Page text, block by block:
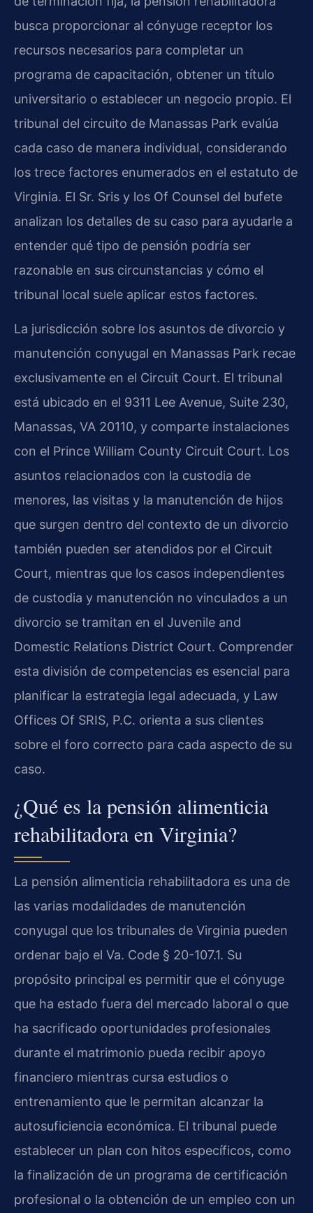
busca proporcionar al cónyuge receptor los
recursos necesarios para completar un
programa de capacitación, obtener un título
universitario o establecer un negocio propio. El
tribunal del circuito de Manassas Park evalúa
cada caso de manera individual, considerando
los trece factores enumerados en el estatuto de
Virginia. El Sr. Sris y los Of Counsel del bufete
analizan los detalles de su caso para ayudarle a
entender qué tipo de pensión podría ser
razonable en sus circunstancias y cómo el
tribunal local suele aplicar estos factores.
La jurisdicción sobre los asuntos de divorcio y
manutención conyugal en Manassas Park recae
exclusivamente en el Circuit Court. El tribunal
está ubicado en el 9311 Lee Avenue, Suite 230,
Manassas, VA 20110, y comparte instalaciones
con el Prince William County Circuit Court. Los
asuntos relacionados con la custodia de
menores, las visitas y la manutención de hijos
que surgen dentro del contexto de un divorcio
también pueden ser atendidos por el Circuit
Court, mientras que los casos independientes
de custodia y manutención no vinculados a un
divorcio se tramitan en el Juvenile and
Domestic Relations District Court. Comprender
esta división de competencias es esencial para
planificar la estrategia legal adecuada, y Law
Offices Of SRIS, P.C. orienta a sus clientes
sobre el foro correcto para cada aspecto de su
caso.
¿Qué es la pensión alimenticia
rehabilitadora en Virginia?
La pensión alimenticia rehabilitadora es una de
las varias modalidades de manutención
conyugal que los tribunales de Virginia pueden
ordenar bajo el Va. Code § 20-107.1. Su
propósito principal es permitir que el cónyuge
que ha estado fuera del mercado laboral o que
ha sacrificado oportunidades profesionales
durante el matrimonio pueda recibir apoyo
financiero mientras cursa estudios o
entrenamiento que le permitan alcanzar la
autosuficiencia económica. El tribunal puede
establecer un plan con hitos específicos, como
la finalización de un programa de certificación
profesional o la obtención de un empleo con un